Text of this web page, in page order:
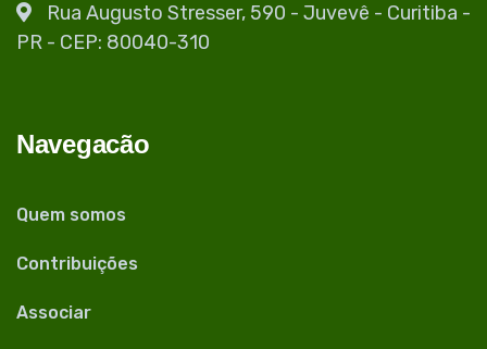
Rua Augusto Stresser, 590 - Juvevê - Curitiba -
PR - CEP: 80040-310
Navegacão
Quem somos
Contribuições
Associar